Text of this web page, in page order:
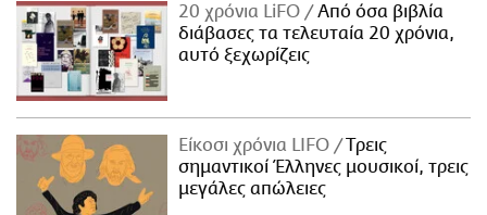
20 χρόνια LiFO
Από όσα βιβλία
διάβασες τα τελευταία 20 χρόνια,
αυτό ξεχωρίζεις
Είκοσι χρόνια LIFO
Tρεις
σημαντικοί Έλληνες μουσικοί, τρεις
μεγάλες απώλειες